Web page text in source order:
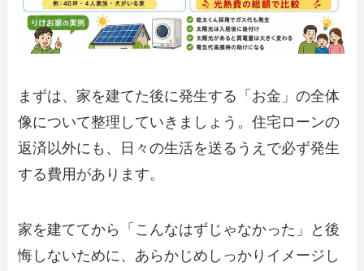
まずは、家を建てた後に発生する「お金」の全体
像について整理していきましょう。住宅ローンの
返済以外にも、日々の生活を送るうえで必ず発生
する費用があります。
家を建ててから「こんなはずじゃなかった」と後
悔しないために、あらかじめしっかりイメージし